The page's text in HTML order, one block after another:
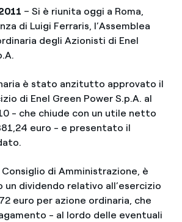
– Si è riunita oggi a Roma,
di Luigi Ferraris, l’Assemblea
degli Azionisti di Enel
è stato anzitutto approvato il
di Enel Green Power S.p.A. al
- che chiude con un utile netto
euro - e presentato il
di Amministrazione, è
dividendo relativo all’esercizio
euro per azione ordinaria, che
- al lordo delle eventuali